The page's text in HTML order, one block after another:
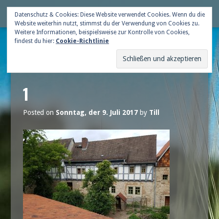
Skip
content
Deutsche Gildenschaft
1
Posted on Sonntag, der 9. Juli 2017by Till
Datenschutz & Cookies: Diese Website verwendet Cookies. Wenn du die
Website weiterhin nutzt, stimmst du der Verwendung von Cookies zu.
Weitere Informationen, beispielsweise zur Kontrolle von Cookies,
findest du hier: Cookie-Richtlinie